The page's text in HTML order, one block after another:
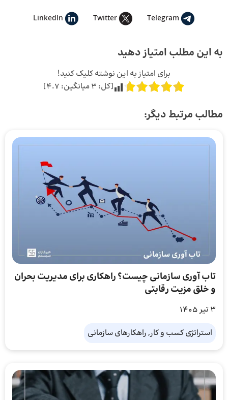
Telegram
Twitter
LinkedIn
به این مطلب امتیاز دهید
برای امتیاز به این نوشته کلیک کنید!
[کل: 3میانگین: 4.7
]
مطالب مرتبط دیگر:
تاب آوری سازمانی چیست؟ راهکاری برای مدیریت بحران
و خلق مزیت رقابتی
3 تیر 1405
استراتژی کسب و کار, راهکارهای سازمانی